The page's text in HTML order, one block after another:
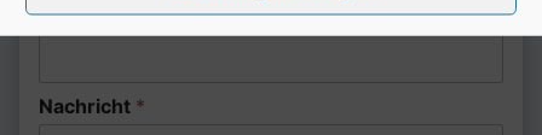
e
r
Betreff
Nachricht *